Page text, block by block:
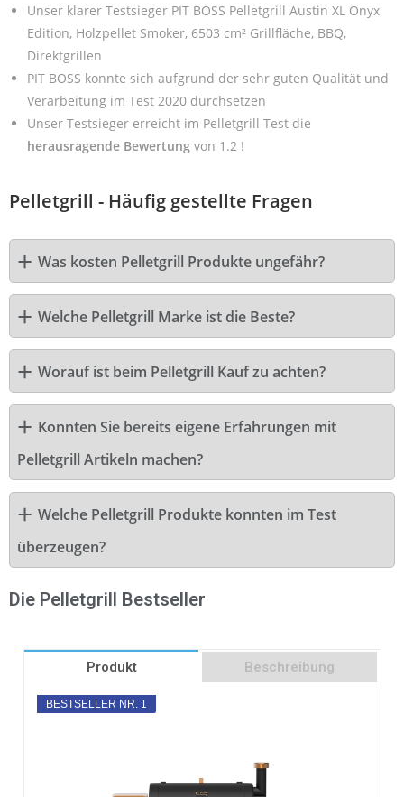
Unser klarer Testsieger PIT BOSS Pelletgrill Austin XL Onyx
Edition, Holzpellet Smoker, 6503 cm² Grillfläche, BBQ,
Direktgrillen
PIT BOSS konnte sich aufgrund der sehr guten Qualität und
Verarbeitung im Test 2020 durchsetzen
Unser Testsieger erreicht im Pelletgrill Test die
herausragende Bewertung von 1.2 !
Pelletgrill - Häufig gestellte Fragen
Was kosten Pelletgrill Produkte ungefähr?
Welche Pelletgrill Marke ist die Beste?
Worauf ist beim Pelletgrill Kauf zu achten?
Konnten Sie bereits eigene Erfahrungen mit
Pelletgrill Artikeln machen?
Welche Pelletgrill Produkte konnten im Test
überzeugen?
Die Pelletgrill Bestseller
Produkt Beschreibung
BESTSELLER NR. 1